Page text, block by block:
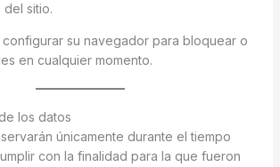
del sitio.
su navegador para bloquear o
en cualquier momento.
los datos
únicamente durante el tiempo
con la finalidad para la que fueron